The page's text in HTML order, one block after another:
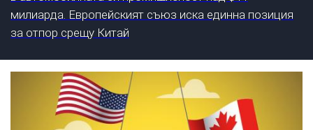
милиарда. Европейският съюз иска единна позиция
за отпор срещу Китай